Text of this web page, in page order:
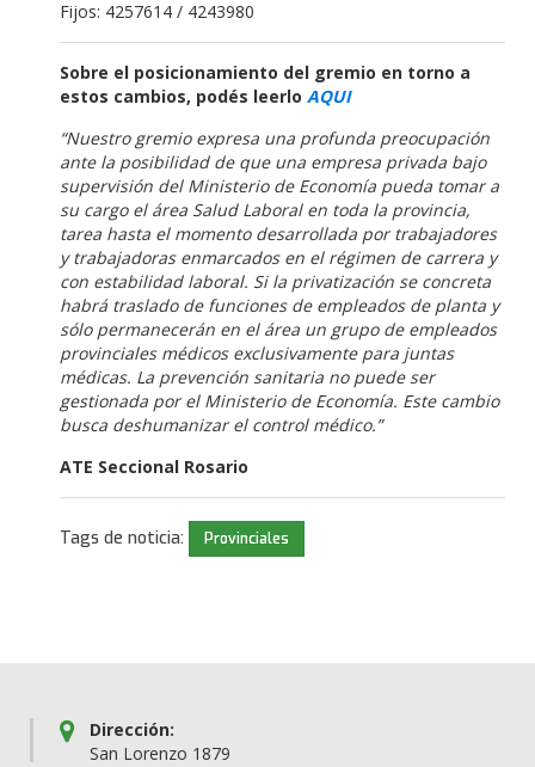
Fijos: 4257614 / 4243980
Sobre el posicionamiento del gremio en torno a
estos cambios, podés leerlo AQUI
“Nuestro gremio expresa una profunda preocupación
ante la posibilidad de que una empresa privada bajo
supervisión del Ministerio de Economía pueda tomar a
su cargo el área Salud Laboral en toda la provincia,
tarea hasta el momento desarrollada por trabajadores
y trabajadoras enmarcados en el régimen de carrera y
con estabilidad laboral. Si la privatización se concreta
habrá traslado de funciones de empleados de planta y
sólo permanecerán en el área un grupo de empleados
provinciales médicos exclusivamente para juntas
médicas. La prevención sanitaria no puede ser
gestionada por el Ministerio de Economía. Este cambio
busca deshumanizar el control médico.”
ATE Seccional Rosario
Tags de noticia: Provinciales
Dirección:
San Lorenzo 1879